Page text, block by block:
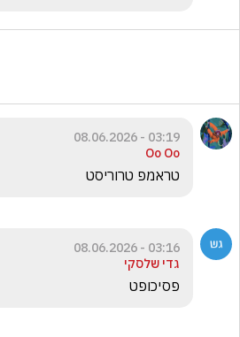
03:19 - 08.06.2026
Oo Oo
טראמפ טרוריסט
03:16 - 08.06.2026
גדי שלסקי
פסיכופט